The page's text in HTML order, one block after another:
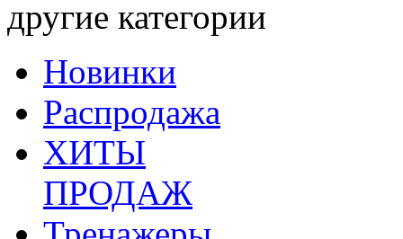
другие категории
Новинки
Распродажа
ХИТЫ
ПРОДАЖ